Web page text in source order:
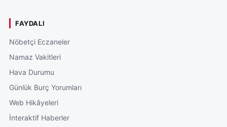
FAYDALI
Nöbetçi Eczaneler
Namaz Vakitleri
Hava Durumu
Günlük Burç Yorumları
Web Hikâyeleri
İnteraktif Haberler